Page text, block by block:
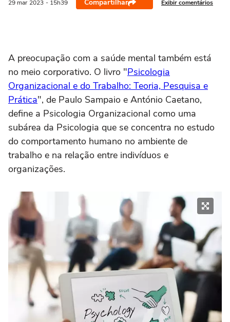
29 mar 2023 - 15h39 Compartilhar Exibir comentários
A preocupação com a saúde mental também está
no meio corporativo. O livro "Psicologia
Organizacional e do Trabalho: Teoria, Pesquisa e
Prática", de Paulo Sampaio e António Caetano,
define a Psicologia Organizacional como uma
subárea da Psicologia que se concentra no estudo
do comportamento humano no ambiente de
trabalho e na relação entre indivíduos e
organizações.